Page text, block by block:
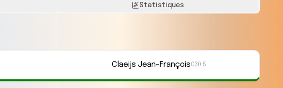
Statistiques
Claeijs Jean-FrançoisC30.5